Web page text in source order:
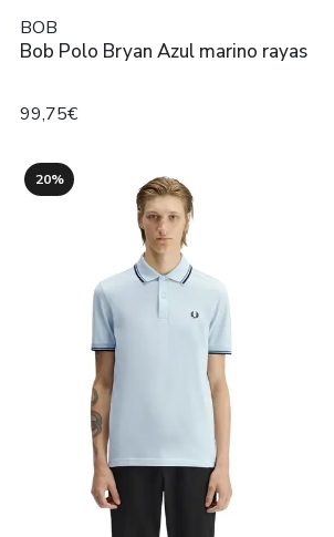
BOB
Bob Polo Bryan Azul marino rayas
99,75€
20%